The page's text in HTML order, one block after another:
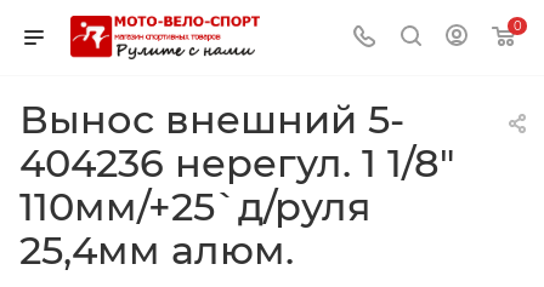
0
Вынос внешний 5-
404236 нерегул. 1 1/8"
110мм/+25`д/руля
25,4мм алюм.